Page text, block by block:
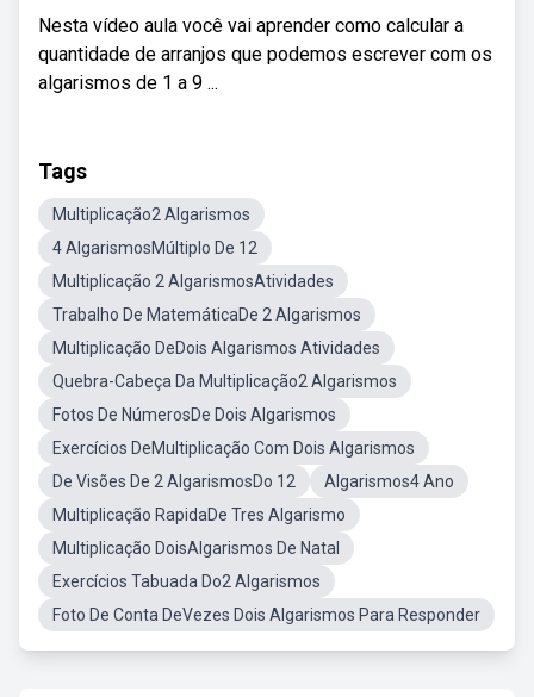
Nesta vídeo aula você vai aprender como calcular a
quantidade de arranjos que podemos escrever com os
algarismos de 1 a 9 ...
Tags
Multiplicação2 Algarismos
4 AlgarismosMúltiplo De 12
Multiplicação 2 AlgarismosAtividades
Trabalho De MatemáticaDe 2 Algarismos
Multiplicação DeDois Algarismos Atividades
Quebra-Cabeça Da Multiplicação2 Algarismos
Fotos De NúmerosDe Dois Algarismos
Exercícios DeMultiplicação Com Dois Algarismos
De Visões De 2 AlgarismosDo 12
Algarismos4 Ano
Multiplicação RapidaDe Tres Algarismo
Multiplicação DoisAlgarismos De Natal
Exercícios Tabuada Do2 Algarismos
Foto De Conta DeVezes Dois Algarismos Para Responder